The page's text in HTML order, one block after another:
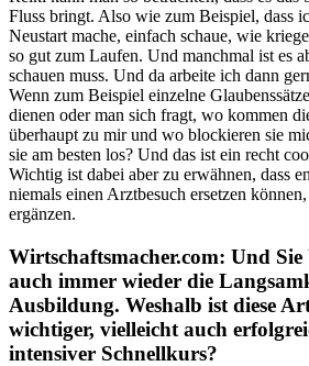
Fluss bringt. Also wie zum Beispiel, dass
Neustart mache, einfach schaue, wie
so gut zum Laufen. Und manchmal ist es
schauen muss. Und da arbeite ich dann
Wenn zum Beispiel einzelne
dienen oder man sich fragt, wo kommen
überhaupt zu mir und wo blockieren sie
sie am besten los? Und das ist ein recht
Wichtig ist dabei aber zu erwähnen, dass
niemals einen Arztbesuch ersetzen
ergänzen.
Wirtschaftsmacher.com: Und Sie
auch immer wieder die
Ausbildung. Weshalb ist diese
wichtiger, vielleicht auch
intensiver Schnellkurs?